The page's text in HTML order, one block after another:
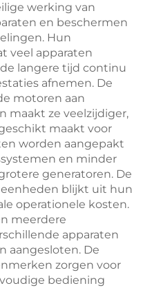
werking van
en beschermen
Hun
veel apparaten
langere tijd continu
afnemen. De
motoren aan
maakt ze veelzijdiger,
maakt voor
worden aangepakt
en minder
generatoren. De
blijkt uit hun
operationele kosten.
meerdere
apparaten
aangesloten. De
zorgen voor
bediening